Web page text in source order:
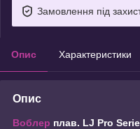
Замовлення під
Опис Характеристики
Опис
Воблер плав. LJ Pro